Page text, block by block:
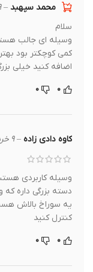
محمد سپهبد– ۹ خرداد ۱۴۰۵
وسیله ای جالب هستش
کمی کوچکتر بود بهتر
اضافه کنید خیلی بزرگ
کاوه دادی زاده – ۹ خرداد ۱۴۰۵
وسیله کاربردی هستش
دسته بزرگی داره که
یه سوراخ بالاش هست
کنترل کنید